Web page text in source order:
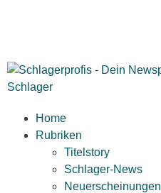
Home
Rubriken
Titelstory
Schlager-News
Neuerscheinungen